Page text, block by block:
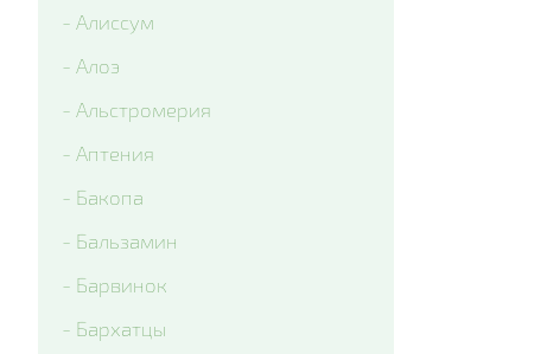
- Matrix Red Blotch
- Cello Deep Orange Blotch
- Colossus Tricolor
- Matrix Lavender Shades
- Matrix Ocean
- Matrix Rose Wing
- Matrix True Blue
- Matrix White Blotch
- Алиссум
- Алоэ
- Альстромерия
- Аптения
- Бакопа
- Бальзамин
- Барвинок
- Бархатцы